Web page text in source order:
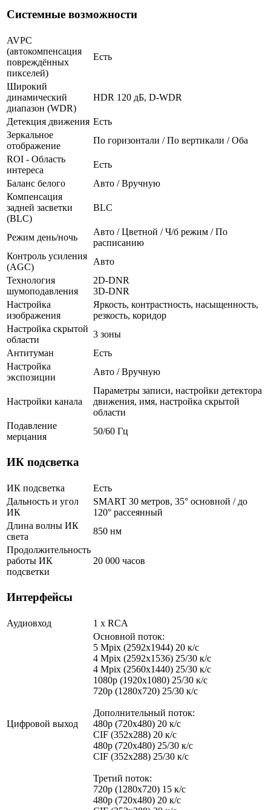
Системные возможности
AVPC
(автокомпенсация
повреждённых
пикселей)
Есть
Широкий
динамический
диапазон (WDR)
HDR 120 дБ, D-WDR
Детекция движения Есть
Зеркальное
отображение
По горизонтали / По вертикали / Оба
ROI - Область
интереса
Есть
Баланс белого
Авто / Вручную
Компенсация
задней засветки
(BLC)
BLC
Режим день/ночь
Авто / Цветной / Ч/б режим / По
расписанию
Контроль усиления
(AGC)
Авто
Технология
шумоподавления
2D-DNR
3D-DNR
Настройка
изображения
Яркость, контрастность, насыщенность,
резкость, коридор
Настройка скрытой
области
3 зоны
Антитуман
Есть
Настройка
экспозиции
Авто / Вручную
Настройки канала
Параметры записи, настройки детектора
движения, имя, настройка скрытой
области
Подавление
мерцания
50/60 Гц
ИК подсветка
ИК подсветка
Есть
Дальность и угол
ИК
SMART 30 метров, 35° основной / до
120° рассеянный
Длина волны ИК
света
850 нм
Продолжительность
работы ИК
подсветки
20 000 часов
Интерфейсы
Аудиовход 1 х RCA
Цифровой выход
Основной поток:
5 Mpix (2592x1944) 20 к/с
4 Mpix (2592x1536) 25/30 к/с
4 Mpix (2560x1440) 25/30 к/с
1080p (1920x1080) 25/30 к/с
720p (1280x720) 25/30 к/с
Дополнительный поток:
480p (720x480) 20 к/с
CIF (352x288) 20 к/с
480p (720x480) 25/30 к/с
CIF (352x288) 25/30 к/с
Третий поток:
720p (1280x720) 15 к/с
480p (720x480) 20 к/с